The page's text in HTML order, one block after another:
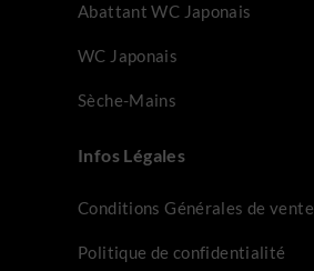
Abattant WC Japonais
WC Japonais
Sèche-Mains
Infos Légales
Conditions Générales de vente
Politique de confidentialité